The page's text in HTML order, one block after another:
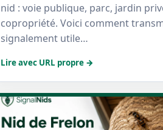
nid : voie publique, parc, jardin
copropriété. Voici comment
signalement utile…
Lire avec URL propre →